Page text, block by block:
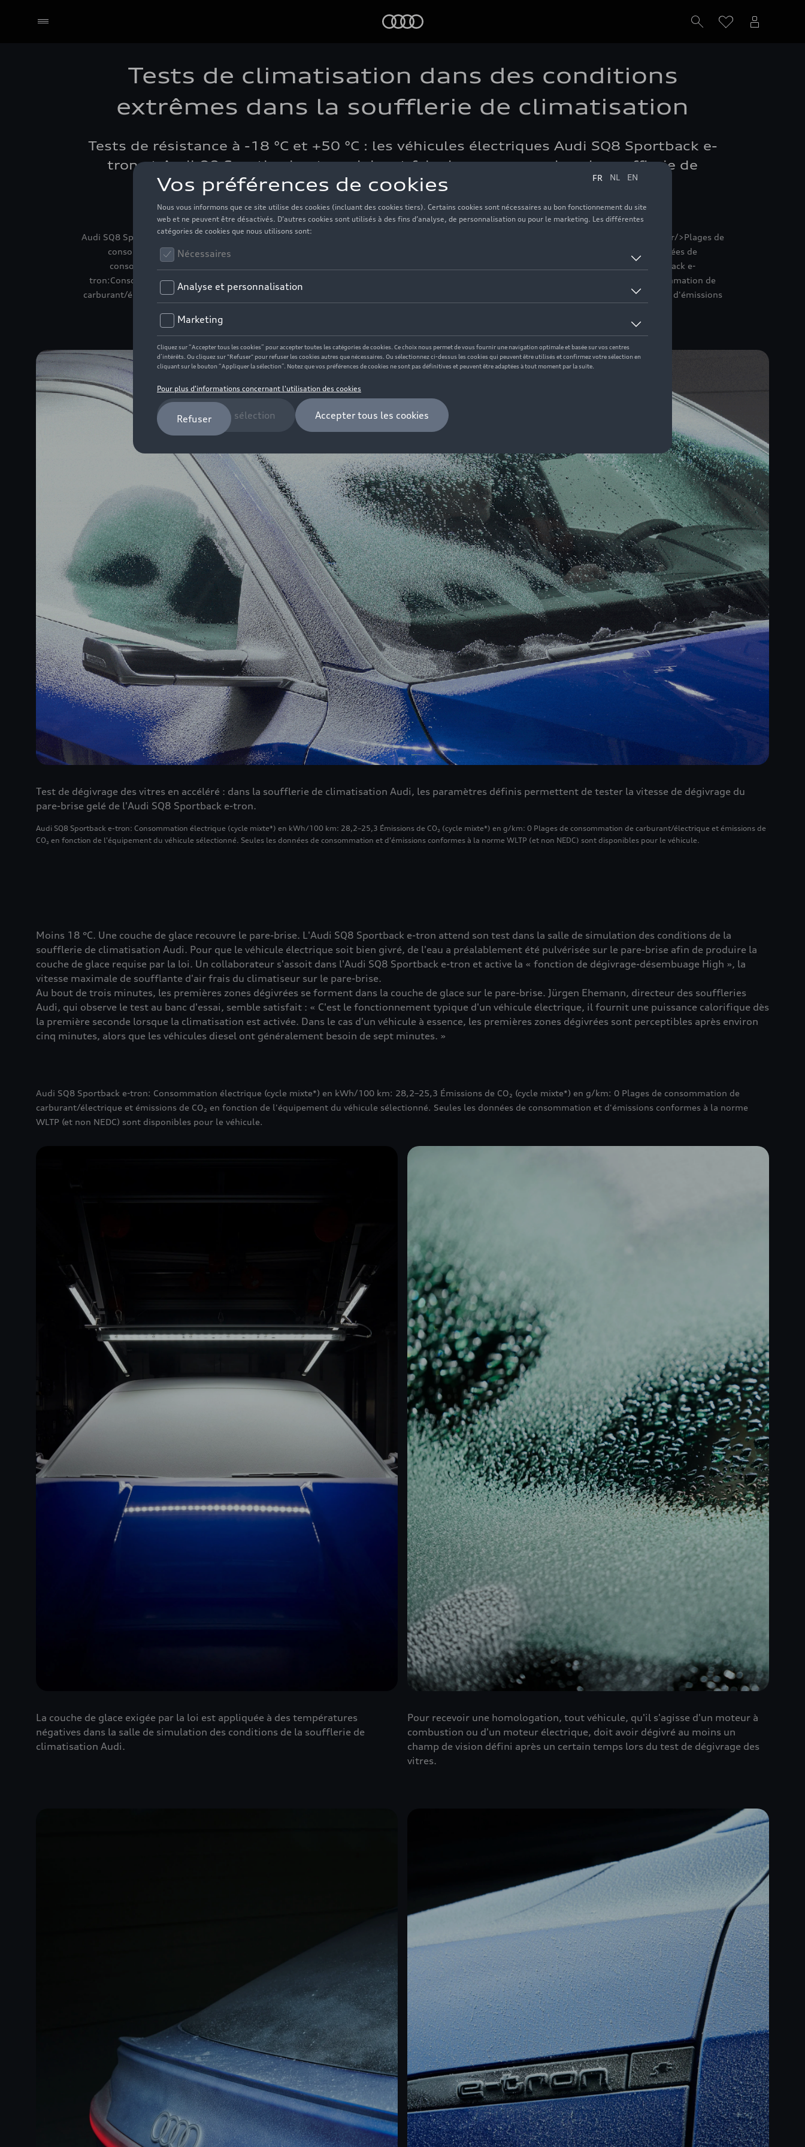
Tests de climatisation dans des conditions
extrêmes dans la soufflerie de climatisation
Tests de résistance à -18 °C et +50 °C : les véhicules électriques Audi SQ8 Sportback e-
tron et Audi Q8 Sportback e-tron doivent faire leurs preuves dans la soufflerie de
climatisation Audi.
Temps de lecture: 6 min – Texte: Bernd Zerelles - Photo: Jules Esick
Audi SQ8 Sportback e-tron:Consommation électrique (cycle mixte*) en kWh/100 km: 28,2–25,3Émissions de CO₂ (cycle mixte*) en g/km: 0<br/>Plages de
consommation de carburant/électrique et émissions de CO₂ en fonction de l'équipement du véhicule sélectionné.<br/>Seules les données de
consommation et d'émissions conformes à la norme WLTP (et non NEDC) sont disponibles pour le véhicule.<br/><br/>Audi Q8 Sportback e-
tron:Consommation électrique (cycle mixte*) en kWh/100 km: 24,1–19,5Émissions de CO₂ (cycle mixte*) en g/km: 0<br/>Plages de consommation de
carburant/électrique et émissions de CO₂ en fonction de l'équipement du véhicule sélectionné.<br/>Seules les données de consommation et d'émissions
Test de dégivrage des vitres en accéléré : dans la soufflerie de climatisation Audi, les paramètres définis permettent de tester la vitesse de dégivrage du
pare-brise gelé de l'Audi SQ8 Sportback e-tron.
Audi SQ8 Sportback e-tron: Consommation électrique (cycle mixte*) en kWh/100 km: 28,2–25,3 Émissions de CO₂ (cycle mixte*) en g/km: 0 Plages de consommation de carburant/électrique et émissions de
CO₂ en fonction de l'équipement du véhicule sélectionné. Seules les données de consommation et d'émissions conformes à la norme WLTP (et non NEDC) sont disponibles pour le véhicule.
Moins 18 °C. Une couche de glace recouvre le pare-brise. L'Audi SQ8 Sportback e-tron attend son test dans la salle de simulation des conditions de la
soufflerie de climatisation Audi. Pour que le véhicule électrique soit bien givré, de l'eau a préalablement été pulvérisée sur le pare-brise afin de produire la
couche de glace requise par la loi. Un collaborateur s'assoit dans l'Audi SQ8 Sportback e-tron et active la « fonction de dégivrage-désembuage High », la
vitesse maximale de soufflante d'air frais du climatiseur sur le pare-brise.
Au bout de trois minutes, les premières zones dégivrées se forment dans la couche de glace sur le pare-brise. Jürgen Ehemann, directeur des souffleries
Audi, qui observe le test au banc d'essai, semble satisfait : « C'est le fonctionnement typique d'un véhicule électrique, il fournit une puissance calorifique dès
la première seconde lorsque la climatisation est activée. Dans le cas d'un véhicule à essence, les premières zones dégivrées sont perceptibles après environ
cinq minutes, alors que les véhicules diesel ont généralement besoin de sept minutes. »
Audi SQ8 Sportback e-tron: Consommation électrique (cycle mixte*) en kWh/100 km: 28,2–25,3 Émissions de CO₂ (cycle mixte*) en g/km: 0 Plages de consommation de
carburant/électrique et émissions de CO₂ en fonction de l'équipement du véhicule sélectionné. Seules les données de consommation et d'émissions conformes à la norme
WLTP (et non NEDC) sont disponibles pour le véhicule.
La couche de glace exigée par la loi est appliquée à des températures
négatives dans la salle de simulation des conditions de la soufflerie de
climatisation Audi.
Pour recevoir une homologation, tout véhicule, qu'il s'agisse d'un moteur à
combustion ou d'un moteur électrique, doit avoir dégivré au moins un
champ de vision défini après un certain temps lors du test de dégivrage des
vitres.